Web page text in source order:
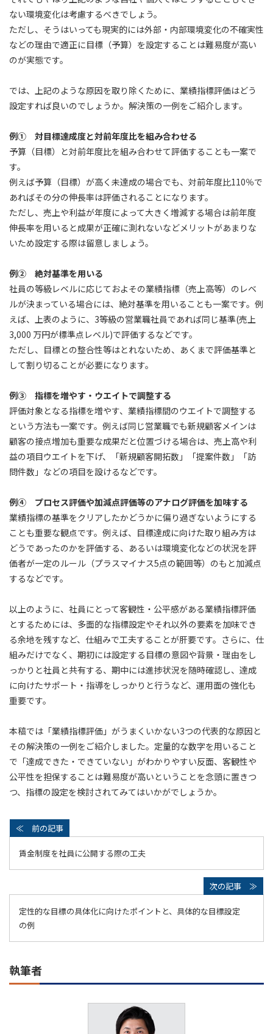
ない環境変化は考慮するべきでしょう。
ただし、そうはいっても現実的には外部・内部環境変化の不確実性
などの理由で適正に目標（予算）を設定することは難易度が高い
のが実態です。
では、上記のような原因を取り除くために、業績指標評価はどう
設定すれば良いのでしょうか。解決策の一例をご紹介します。
例① 対目標達成度と対前年度比を組み合わせる
予算（目標）と対前年度比を組み合わせて評価することも一案で
す。
例えば予算（目標）が高く未達成の場合でも、対前年度比110％で
あればその分の伸長率は評価されることになります。
ただし、売上や利益が年度によって大きく増減する場合は前年度
伸長率を用いると成果が正確に測れないなどメリットがあまりな
いため設定する際は留意しましょう。
例② 絶対基準を用いる
社員の等級レベルに応じておよその業績指標（売上高等）のレベ
ルが決まっている場合には、絶対基準を用いることも一案です。例
えば、上表のように、3等級の営業職社員であれば同じ基準(売上
3,000 万円が標準点レベル)で評価するなどです。
ただし、目標との整合性等はとれないため、あくまで評価基準と
して割り切ることが必要になります。
例③ 指標を増やす・ウエイトで調整する
評価対象となる指標を増やす、業績指標間のウエイトで調整する
という方法も一案です。例えば同じ営業職でも新規顧客メインは
顧客の接点増加も重要な成果だと位置づける場合は、売上高や利
益の項目ウエイトを下げ、「新規顧客開拓数」「提案件数」「訪
問件数」などの項目を設けるなどです。
例④ プロセス評価や加減点評価等のアナログ評価を加味する
業績指標の基準をクリアしたかどうかに偏り過ぎないようにする
ことも重要な観点です。例えば、目標達成に向けた取り組み方は
どうであったのかを評価する、あるいは環境変化などの状況を評
価者が一定のルール（プラスマイナス5点の範囲等）のもと加減点
するなどです。
以上のように、社員にとって客観性・公平感がある業績指標評価
とするためには、多面的な指標設定やそれ以外の要素を加味でき
る余地を残すなど、仕組みで工夫することが肝要です。さらに、仕
組みだけでなく、期初には設定する目標の意図や背景・理由をし
っかりと社員と共有する、期中には進捗状況を随時確認し、達成
に向けたサポート・指導をしっかりと行うなど、運用面の強化も
重要です。
本稿では「業績指標評価」がうまくいかない3つの代表的な原因と
その解決策の一例をご紹介しました。定量的な数字を用いること
で「達成できた・できていない」がわかりやすい反面、客観性や
公平性を担保することは難易度が高いということを念頭に置きつ
つ、指標の設定を検討されてみてはいかがでしょうか。
賃金制度を社員に公開する際の工夫
定性的な目標の具体化に向けたポイントと、具体的な目標設定
の例
執筆者